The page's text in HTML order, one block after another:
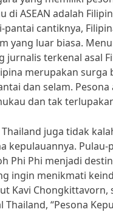
di ASEAN adalah
pantai cantiknya,
yang luar biasa.
jurnalis terkenal asal
merupakan surga
dan selam. Pesona
dan tak
Thailand juga tidak
kepulauannya. Pulau-
Phi Phi menjadi
ingin menikmati
Kavi Chongkittavorn,
Thailand, “Pesona